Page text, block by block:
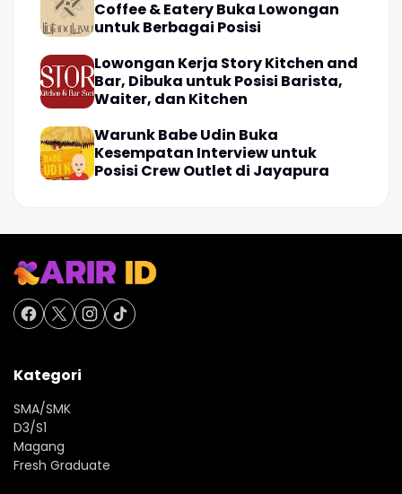
Coffee & Eatery Buka Lowongan
untuk Berbagai Posisi
Lowongan Kerja Story Kitchen and
Bar, Dibuka untuk Posisi Barista,
Waiter, dan Kitchen
Warunk Babe Udin Buka
Kesempatan Interview untuk
Posisi Crew Outlet di Jayapura
Kategori
SMA/SMK
D3/S1
Magang
Fresh Graduate